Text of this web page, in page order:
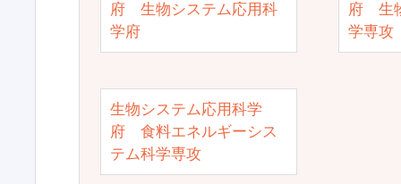
府 生物システム応用科
学府
府 生
学専攻
生物システム応用科学
府 食料エネルギーシス
テム科学専攻